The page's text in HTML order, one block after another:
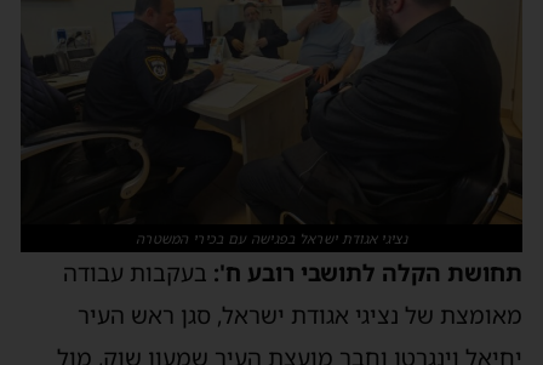
נציגי אגודת ישראל בפגישה עם בכירי המשטרה
הקלה לתושבי רובע ח': בעקבות עבודה
של נציגי אגודת ישראל, סגן ראש העיר
וינגרטן וחבר מועצת העיר שמעון שוק, מול